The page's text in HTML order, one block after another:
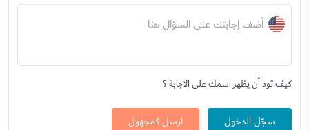
أضف إجابتك على السؤال هنا
كيف تود أن يظهر اسمك على الاجابة ؟
سجّل الدخول ارسل كمجهول